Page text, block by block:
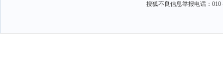
搜狐不良信息举报电话：010